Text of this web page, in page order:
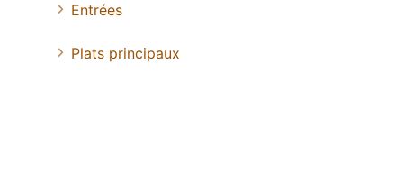
Entrées
Plats principaux